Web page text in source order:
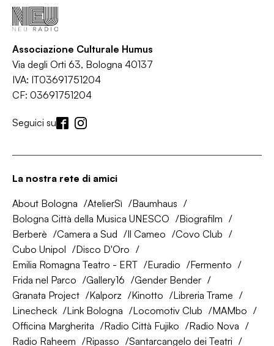
Associazione Culturale Humus
Via degli Orti 63, Bologna 40137
IVA: IT03691751204
CF: 03691751204
Seguici su
La nostra rete di amici
About Bologna AtelierSì
Baumhaus
Bologna Città della Musica UNESCO
Biografilm
Berberè
Camera a Sud Il Cameo
Covo Club
Cubo Unipol
Disco D'Oro
Emilia Romagna Teatro - ERT
Euradio
Fermento
Frida nel Parco
Gallery16
Gender Bender
Granata Project
Kalporz Kinotto
Libreria Trame
Linecheck
Link Bologna Locomotiv Club
MAMbo
Officina Margherita
Radio Città Fujiko
Radio Nova
Radio Raheem
Ripasso Santarcangelo dei Teatri